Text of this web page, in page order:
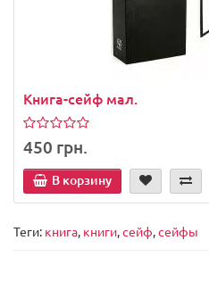
Книга-сейф мал.
450 грн.
В корзину
Теги: книга, книги,сейф,сейфы